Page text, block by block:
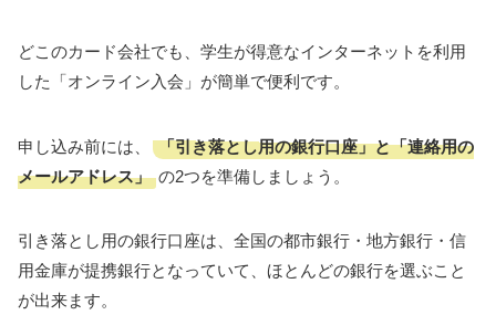
どこのカード会社でも、学生が得意なインターネットを利用
した「オンライン入会」が簡単で便利です。
申し込み前には、
「引き落とし用の銀行口座」と「連絡用の
メールアドレス」 の2つを準備しましょう。
引き落とし用の銀行口座は、全国の都市銀行・地方銀行・信
用金庫が提携銀行となっていて、ほとんどの銀行を選ぶこと
が出来ます。